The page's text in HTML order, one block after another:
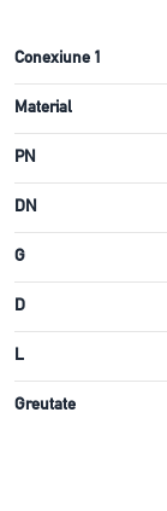
Conexiune 1
Material
PN
DN
G
D
L
Greutate